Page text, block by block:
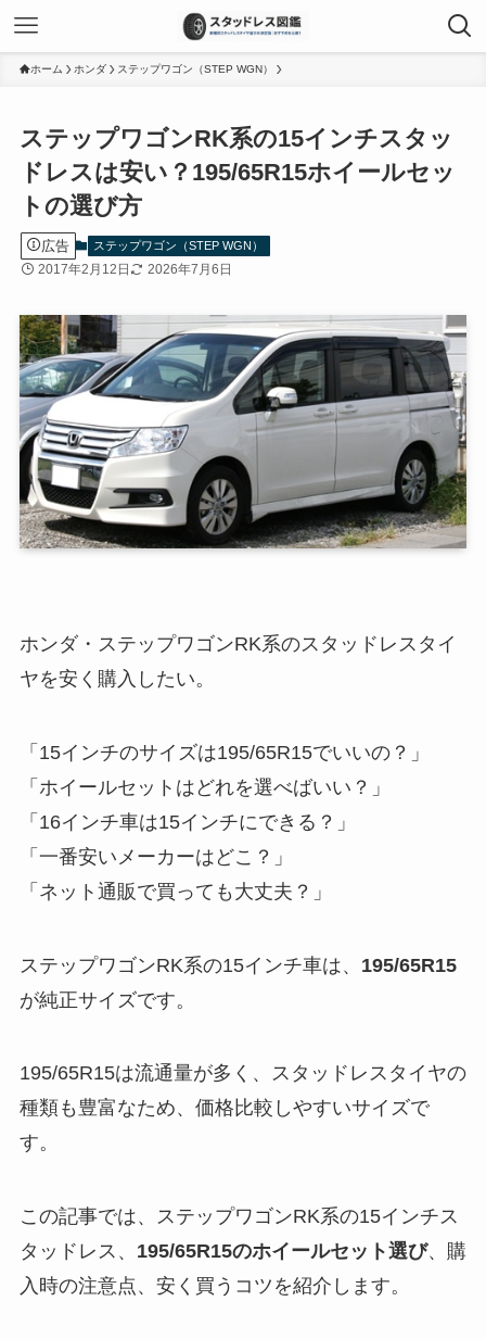
ホーム ホンダ ステップワゴン（STEP WGN）
ステップワゴンRK系の15インチスタッ
ドレスは安い？195/65R15ホイールセッ
トの選び方
広告 ステップワゴン（STEP WGN）
2017年2月12日 2026年7月6日
ホンダ・ステップワゴンRK系のスタッドレスタイ
ヤを安く購入したい。
「15インチのサイズは195/65R15でいいの？」
「ホイールセットはどれを選べばいい？」
「16インチ車は15インチにできる？」
「一番安いメーカーはどこ？」
「ネット通販で買っても大丈夫？」
ステップワゴンRK系の15インチ車は、 195/65R15
が純正サイズです。
195/65R15は流通量が多く、スタッドレスタイヤの
種類も豊富なため、価格比較しやすいサイズで
す。
この記事では、ステップワゴンRK系の15インチス
タッドレス、 195/65R15のホイールセット選び、購
入時の注意点、安く買うコツを紹介します。